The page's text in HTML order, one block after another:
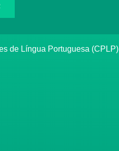
de Língua Portuguesa (CPLP)